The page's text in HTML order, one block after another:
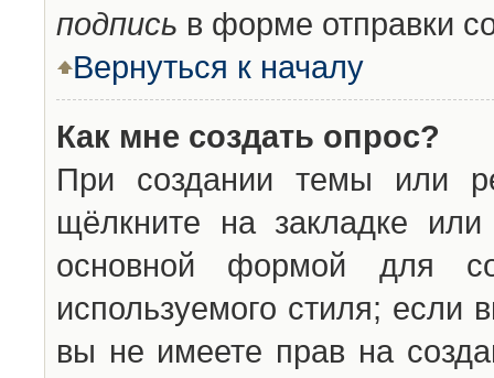
подпись в форме отправки
Вернуться к началу
Как мне создать опрос?
При создании темы или
щёлкните на закладке
основной формой для
используемого стиля; если
вы не имеете прав на